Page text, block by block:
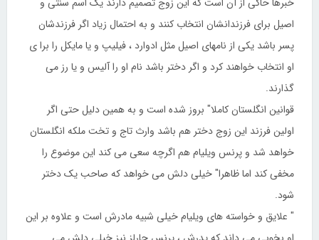
اصیل برای فرزندانشان انتخاب کنند و به احتمال زیاد اگر فرزندشان
پسر باشد یکی از نامهای اصیل مثل ادوارد ، فیلیپ و یا مایکل را برا ی
او انتخاب خواهند کرد و اگر دختر باشد نام او را آلیس و یا رز می
گذارند.
قوانین انگلستان کاملا" بروز شده است و به همین دلیل حتی اگر
اولین فرزند این زوج دختر هم باشد وارث تاج و تخت ملکه انگلستان
خواهد شد و پرنس ویلیام هم اگرچه سعی می کند این موضوع را
مخفی کند اما ظاهرا" خیلی دلش می خواهد که صاحب یک دختر
شود.
" علایق و خواسته های ویلیام خیلی شبیه مادرش است و علاوه بر این